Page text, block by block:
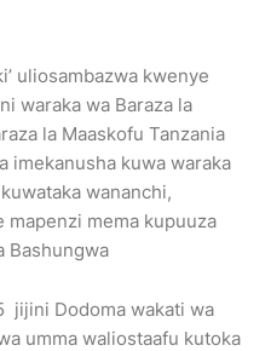
uliosambazwa kwenye
waraka wa Baraza la
la Maaskofu Tanzania
imekanusha kuwa waraka
wananchi,
mema kupuuza
Bashungwa
jijini Dodoma wakati wa
umma waliostaafu kutoka